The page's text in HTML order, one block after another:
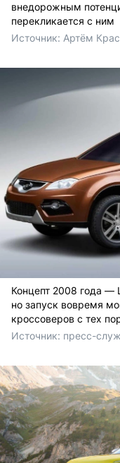
внедорожным
перекликается с ним
Источник: Артём
Концепт 2008 года —
но запуск вовремя
кроссоверов с тех
Источник: пресс-